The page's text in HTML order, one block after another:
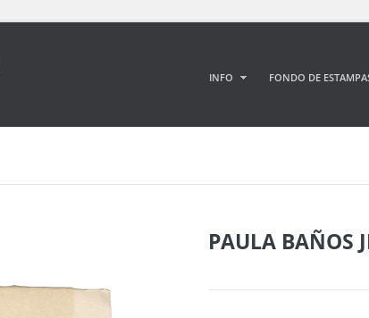
INFO FONDO DE
PAULA BAÑOS